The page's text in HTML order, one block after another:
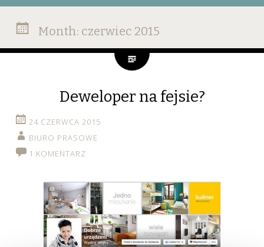
Month: czerwiec 2015
Deweloper na fejsie?
24 CZERWCA 2015
BIURO PRASOWE
1 KOMENTARZ